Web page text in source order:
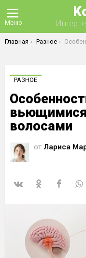
Меню
Вы здесь:
Главная Разное Особенности ухода за
РАЗНОЕ
волосами
от Лариса